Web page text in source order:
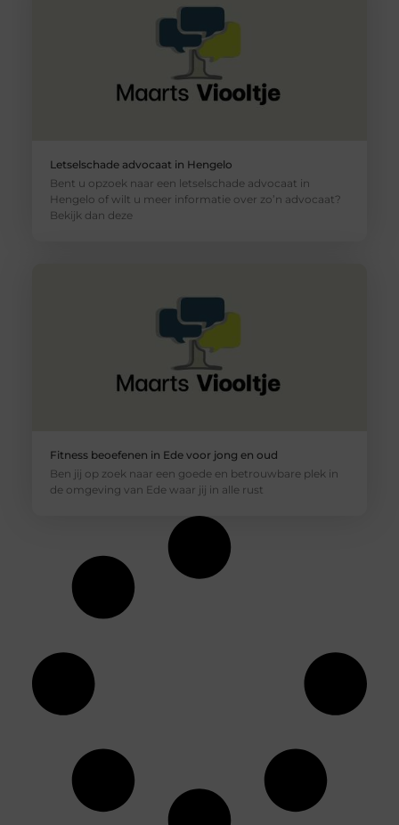
Letselschade advocaat in Hengelo
Bent u opzoek naar een letselschade advocaat in
Hengelo of wilt u meer informatie over zo’n advocaat?
Bekijk dan deze
Fitness beoefenen in Ede voor jong en oud
Ben jij op zoek naar een goede en betrouwbare plek in
de omgeving van Ede waar jij in alle rust